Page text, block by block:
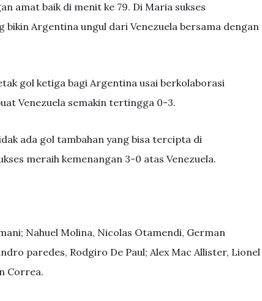
amat baik di menit ke 79. Di Maria sukses
bikin Argentina ungul dari Venezuela bersama dengan
gol ketiga bagi Argentina usai berkolaborasi
Venezuela semakin tertingga 0-3.
ada gol tambahan yang bisa tercipta di
meraih kemenangan 3-0 atas Venezuela.
Nahuel Molina, Nicolas Otamendi, German
paredes, Rodgiro De Paul; Alex Mac Allister, Lionel
Correa.